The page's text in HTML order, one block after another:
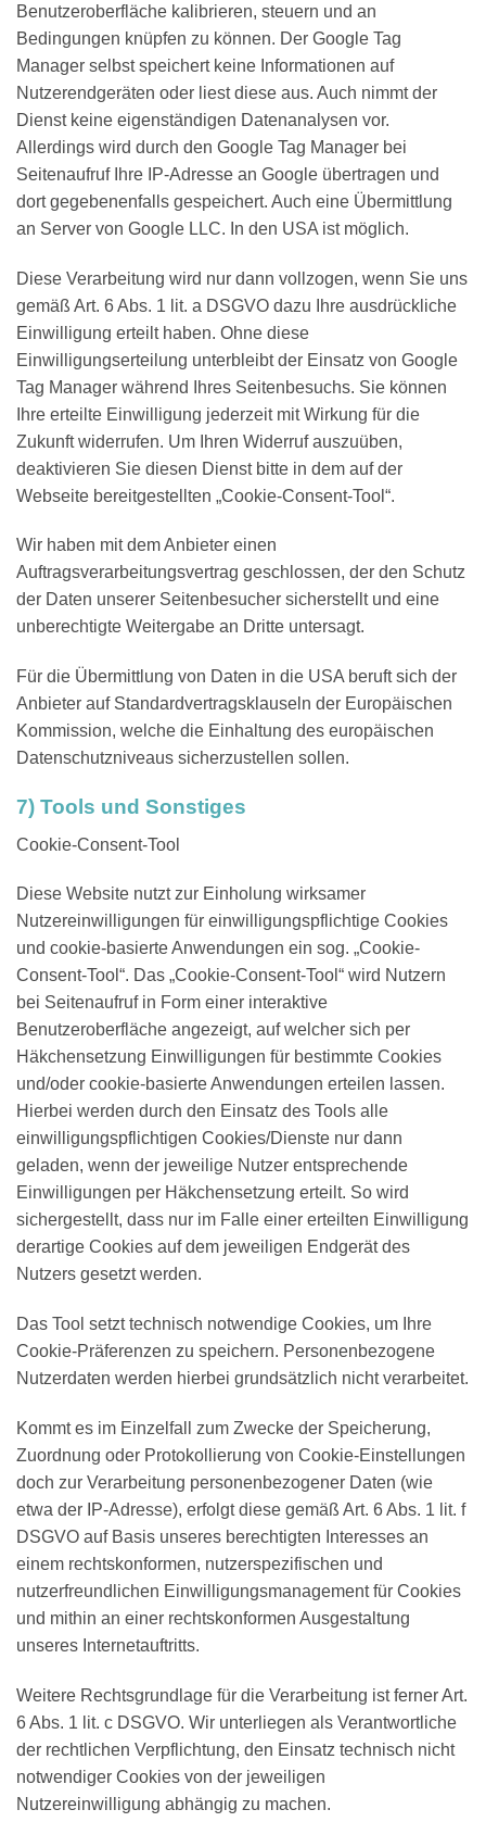
Benutzeroberfläche kalibrieren, steuern und an
Bedingungen knüpfen zu können. Der Google Tag
Manager selbst speichert keine Informationen auf
Nutzerendgeräten oder liest diese aus. Auch nimmt der
Dienst keine eigenständigen Datenanalysen vor.
Allerdings wird durch den Google Tag Manager bei
Seitenaufruf Ihre IP-Adresse an Google übertragen und
dort gegebenenfalls gespeichert. Auch eine Übermittlung
an Server von Google LLC. In den USA ist möglich.
Diese Verarbeitung wird nur dann vollzogen, wenn Sie uns
gemäß Art. 6 Abs. 1 lit. a DSGVO dazu Ihre ausdrückliche
Einwilligung erteilt haben. Ohne diese
Einwilligungserteilung unterbleibt der Einsatz von Google
Tag Manager während Ihres Seitenbesuchs. Sie können
Ihre erteilte Einwilligung jederzeit mit Wirkung für die
Zukunft widerrufen. Um Ihren Widerruf auszuüben,
deaktivieren Sie diesen Dienst bitte in dem auf der
Webseite bereitgestellten „Cookie-Consent-Tool“.
Wir haben mit dem Anbieter einen
Auftragsverarbeitungsvertrag geschlossen, der den Schutz
der Daten unserer Seitenbesucher sicherstellt und eine
unberechtigte Weitergabe an Dritte untersagt.
Für die Übermittlung von Daten in die USA beruft sich der
Anbieter auf Standardvertragsklauseln der Europäischen
Kommission, welche die Einhaltung des europäischen
Datenschutzniveaus sicherzustellen sollen.
7) Tools und Sonstiges
Cookie-Consent-Tool
Diese Website nutzt zur Einholung wirksamer
Nutzereinwilligungen für einwilligungspflichtige Cookies
und cookie-basierte Anwendungen ein sog. „Cookie-
Consent-Tool“. Das „Cookie-Consent-Tool“ wird Nutzern
bei Seitenaufruf in Form einer interaktive
Benutzeroberfläche angezeigt, auf welcher sich per
Häkchensetzung Einwilligungen für bestimmte Cookies
und/oder cookie-basierte Anwendungen erteilen lassen.
Hierbei werden durch den Einsatz des Tools alle
einwilligungspflichtigen Cookies/Dienste nur dann
geladen, wenn der jeweilige Nutzer entsprechende
Einwilligungen per Häkchensetzung erteilt. So wird
sichergestellt, dass nur im Falle einer erteilten Einwilligung
derartige Cookies auf dem jeweiligen Endgerät des
Nutzers gesetzt werden.
Das Tool setzt technisch notwendige Cookies, um Ihre
Cookie-Präferenzen zu speichern. Personenbezogene
Nutzerdaten werden hierbei grundsätzlich nicht verarbeitet.
Kommt es im Einzelfall zum Zwecke der Speicherung,
Zuordnung oder Protokollierung von Cookie-Einstellungen
doch zur Verarbeitung personenbezogener Daten (wie
etwa der IP-Adresse), erfolgt diese gemäß Art. 6 Abs. 1 lit. f
DSGVO auf Basis unseres berechtigten Interesses an
einem rechtskonformen, nutzerspezifischen und
nutzerfreundlichen Einwilligungsmanagement für Cookies
und mithin an einer rechtskonformen Ausgestaltung
unseres Internetauftritts.
Weitere Rechtsgrundlage für die Verarbeitung ist ferner Art.
6 Abs. 1 lit. c DSGVO. Wir unterliegen als Verantwortliche
der rechtlichen Verpflichtung, den Einsatz technisch nicht
notwendiger Cookies von der jeweiligen
Nutzereinwilligung abhängig zu machen.